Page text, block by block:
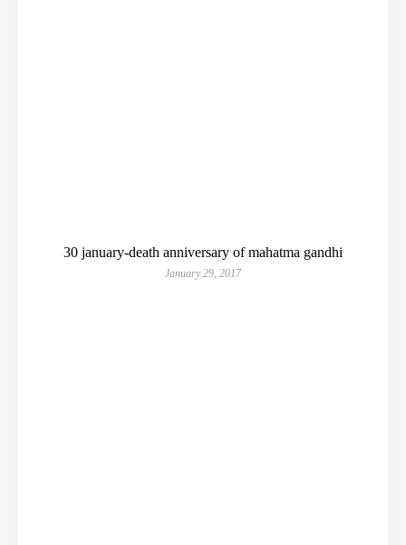
30 january-death anniversary of mahatma gandhi
January 29, 2017